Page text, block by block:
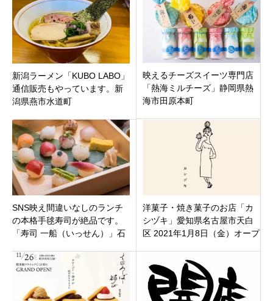
新潟ラーメン「KUBO LABO」
通信販売もやっています。新
潟県燕市水道町
映えるチーズスイーツ専門店
「熱海ミルチーズ」静岡県熱
海市田原本町
SNS映え間違いなしのランチ
の本格手毬寿司が絶品です。
「寿司 一船（いっせん）」石
屋街隅エリア
洋菓子・焼き菓子のお店「カ
シヅキ」愛知県名古屋市天白
区 2021年1月8日（金）オープ